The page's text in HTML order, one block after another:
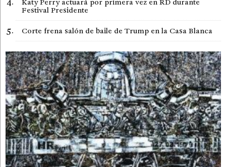
Katy Perry actuará por primera vez en RD durante
Festival Presidente
Corte frena salón de baile de Trump en la Casa Blanca